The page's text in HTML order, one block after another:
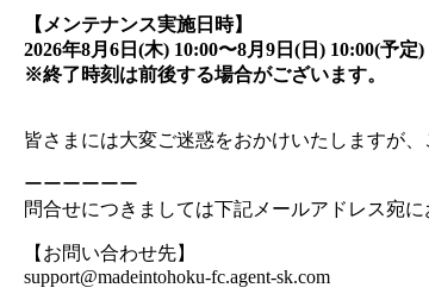
【メンテナンス実施日時】
2026年8月6日(木) 10:00〜8月9日(日) 10:00(予定)
※終了時刻は前後する場合がございます。
皆さまには大変ご迷惑をおかけいたしますが
ーーーーーー
問合せにつきましては下記メールアドレス宛
【お問い合わせ先】
support@madeintohoku-fc.agent-sk.com